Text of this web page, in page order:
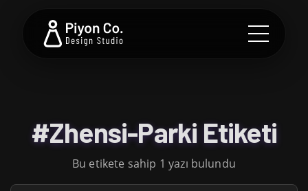
#Zhensi-Parki Etiketi
Bu etikete sahip 1 yazı bulundu